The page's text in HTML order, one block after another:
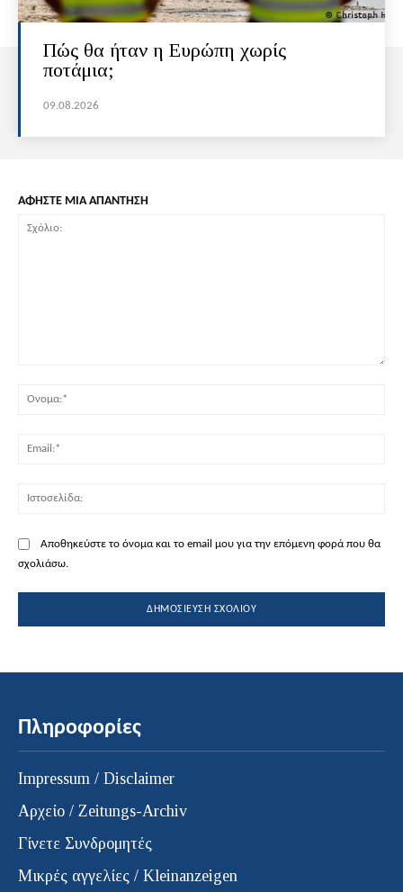
Πώς θα ήταν η Ευρώπη χωρίς
ποτάμια;
09.08.2026
ΑΦΗΣΤΕ ΜΙΑ ΑΠΑΝΤΗΣΗ
Αποθηκεύστε το όνομα και το email μου για την επόμενη φορά που θα
σχολιάσω.
Πληροφορίες
Impressum / Disclaimer
Αρχείο / Zeitungs-Archiv
Γίνετε Συνδρομητές
Μικρές αγγελίες / Kleinanzeigen